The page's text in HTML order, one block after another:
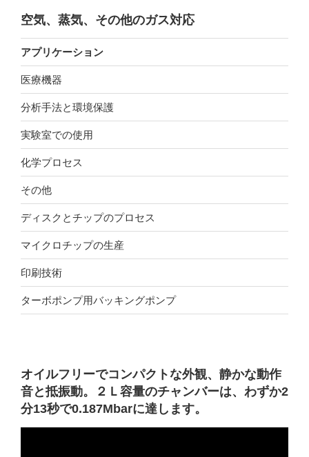
空気、蒸気、その他のガス対応
アプリケーション
医療機器
分析手法と環境保護
実験室での使用
化学プロセス
その他
ディスクとチップのプロセス
マイクロチップの生産
印刷技術
ターボポンプ用バッキングポンプ
オイルフリーでコンパクトな外観、静かな動作
音と抵振動。２Ｌ容量のチャンバーは、わずか2
分13秒で0.187Mbarに達します。